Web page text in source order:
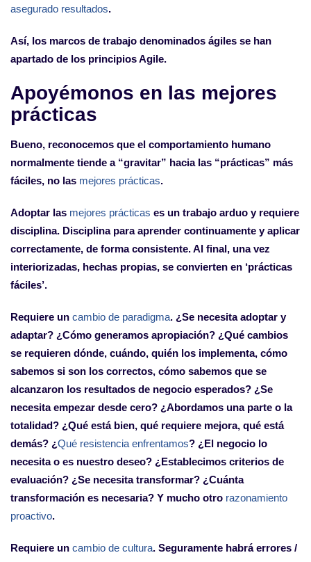
asegurado resultados.
Así, los marcos de trabajo denominados ágiles se han
apartado de los principios Agile.
Apoyémonos en las mejores
prácticas
Bueno, reconocemos que el comportamiento humano
normalmente tiende a “gravitar” hacia las “prácticas” más
fáciles, no las mejores prácticas.
Adoptar las mejores prácticas es un trabajo arduo y requiere
disciplina. Disciplina para aprender continuamente y aplicar
correctamente, de forma consistente. Al final, una vez
interiorizadas, hechas propias, se convierten en ‘prácticas
fáciles’.
Requiere un cambio de paradigma. ¿Se necesita adoptar y
adaptar? ¿Cómo generamos apropiación? ¿Qué cambios
se requieren dónde, cuándo, quién los implementa, cómo
sabemos si son los correctos, cómo sabemos que se
alcanzaron los resultados de negocio esperados? ¿Se
necesita empezar desde cero? ¿Abordamos una parte o la
totalidad? ¿Qué está bien, qué requiere mejora, qué está
demás? ¿Qué resistencia enfrentamos? ¿El negocio lo
necesita o es nuestro deseo? ¿Establecimos criterios de
evaluación? ¿Se necesita transformar? ¿Cuánta
transformación es necesaria? Y mucho otro razonamiento
proactivo.
Requiere un cambio de cultura. Seguramente habrá errores /